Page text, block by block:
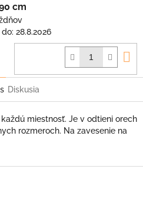
cm
28.8.2026
Diskusia
miestnosť. Je v odtieni orech
rozmeroch. Na zavesenie na